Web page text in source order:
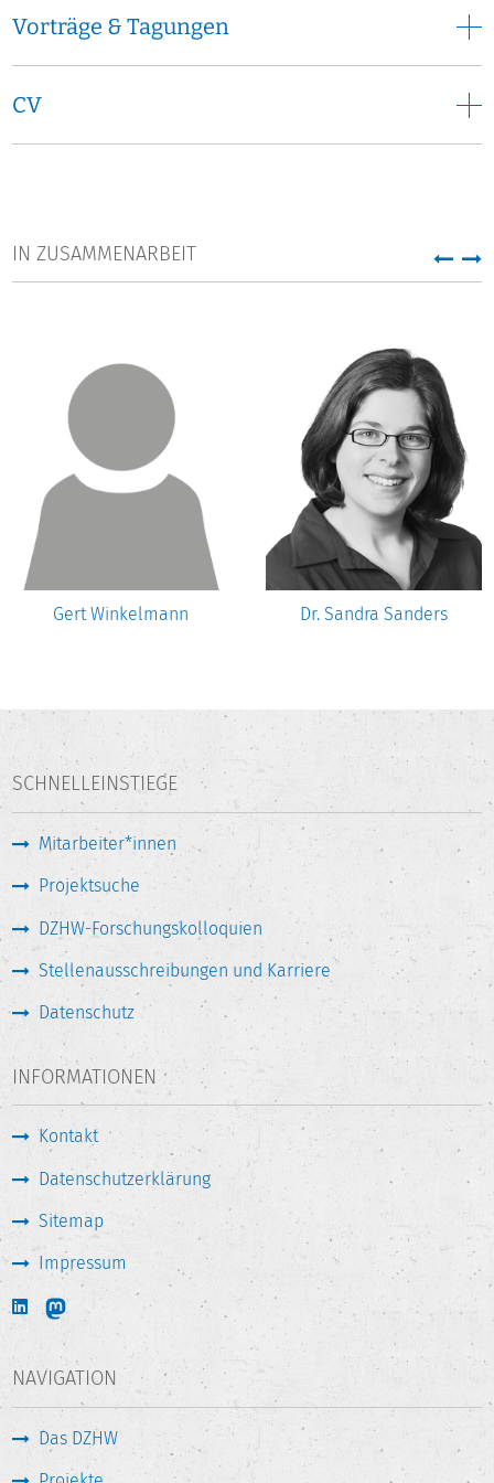
Vorträge & Tagungen
CV
IN ZUSAMMENARBEIT
Gert Winkelmann Dr. Sandra Sanders
SCHNELLEINSTIEGE
Mitarbeiter*innen
Projektsuche
DZHW-Forschungskolloquien
Stellenausschreibungen und Karriere
Datenschutz
INFORMATIONEN
Kontakt
Datenschutzerklärung
Sitemap
Impressum
NAVIGATION
Das DZHW